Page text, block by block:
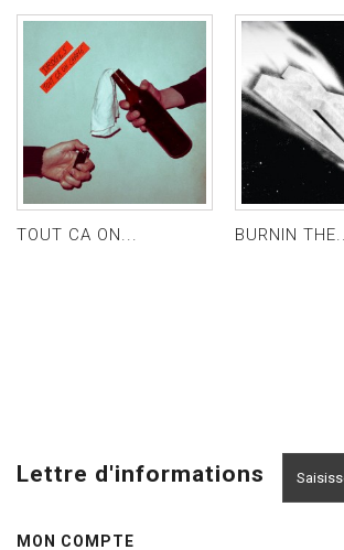
TOUT CA ON... BURNIN THE...
Lettre d'informations
MON COMPTE